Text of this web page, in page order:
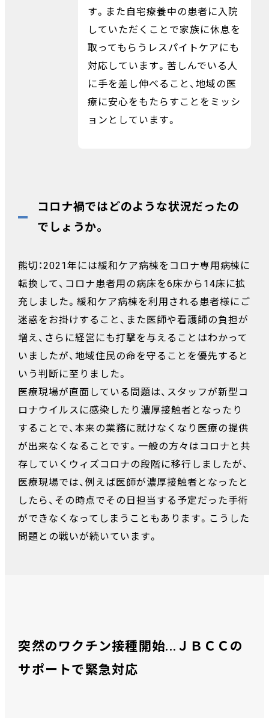
す。また自宅療養中の患者に入院
していただくことで家族に休息を
取ってもらうレスパイトケアにも
対応しています。苦しんでいる人
に手を差し伸べること、地域の医
療に安心をもたらすことをミッシ
ョンとしています。
コロナ禍ではどのような状況だったの
でしょうか。
熊切：2021年には緩和ケア病棟をコロナ専用病棟に
転換して、コロナ患者用の病床を6床から14床に拡
充しました。緩和ケア病棟を利用される患者様にご
迷惑をお掛けすること、また医師や看護師の負担が
増え、さらに経営にも打撃を与えることはわかって
いましたが、地域住民の命を守ることを優先すると
いう判断に至りました。
医療現場が直面している問題は、スタッフが新型コ
ロナウイルスに感染したり濃厚接触者となったり
することで、本来の業務に就けなくなり医療の提供
が出来なくなることです。一般の方々はコロナと共
存していくウィズコロナの段階に移行しましたが、
医療現場では、例えば医師が濃厚接触者となったと
したら、その時点でその日担当する予定だった手術
ができなくなってしまうこともあります。こうした
問題との戦いが続いています。
突然のワクチン接種開始...ＪＢＣＣの
サポートで緊急対応